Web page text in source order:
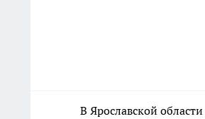
В Ярославской